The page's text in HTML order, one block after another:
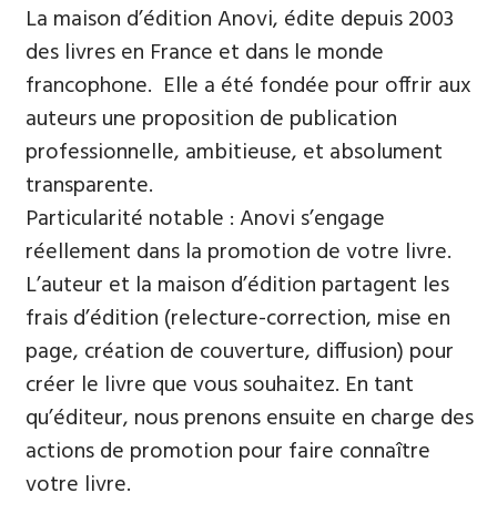
La maison d’édition Anovi, édite depuis 2003
des livres en France et dans le monde
francophone. Elle a été fondée pour offrir aux
auteurs une proposition de publication
professionnelle, ambitieuse, et absolument
transparente.
Particularité notable : Anovi s’engage
réellement dans la promotion de votre livre.
L’auteur et la maison d’édition partagent les
frais d’édition (relecture-correction, mise en
page, création de couverture, diffusion) pour
créer le livre que vous souhaitez. En tant
qu’éditeur, nous prenons ensuite en charge des
actions de promotion pour faire connaître
votre livre.